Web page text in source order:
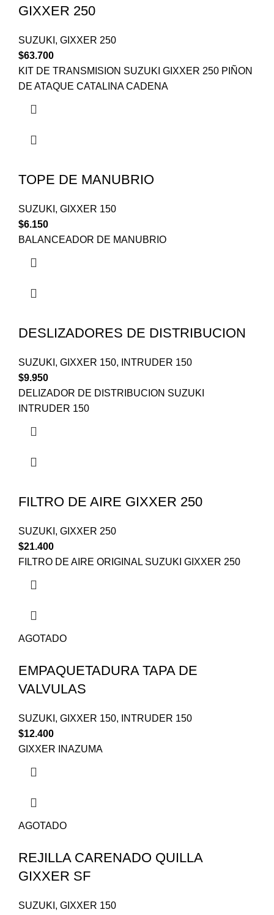
GIXXER 250
SUZUKI , GIXXER 250
$63.700
KIT DE TRANSMISION SUZUKI GIXXER 250 PIÑON
DE ATAQUE CATALINA CADENA
TOPE DE MANUBRIO
SUZUKI , GIXXER 150
$6.150
BALANCEADOR DE MANUBRIO
DESLIZADORES DE DISTRIBUCION
SUZUKI , GIXXER 150,
INTRUDER 150
$9.950
DELIZADOR DE DISTRIBUCION SUZUKI
INTRUDER 150
FILTRO DE AIRE GIXXER 250
SUZUKI , GIXXER 250
$21.400
FILTRO DE AIRE ORIGINAL SUZUKI GIXXER 250
AGOTADO
EMPAQUETADURA TAPA DE
VALVULAS
SUZUKI , GIXXER 150,
INTRUDER 150
$12.400
GIXXER INAZUMA
AGOTADO
REJILLA CARENADO QUILLA
GIXXER SF
SUZUKI , GIXXER 150